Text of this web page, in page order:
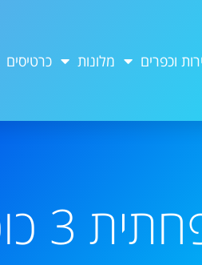
וכפרים מלונות כרטיסים
אמסטרדם